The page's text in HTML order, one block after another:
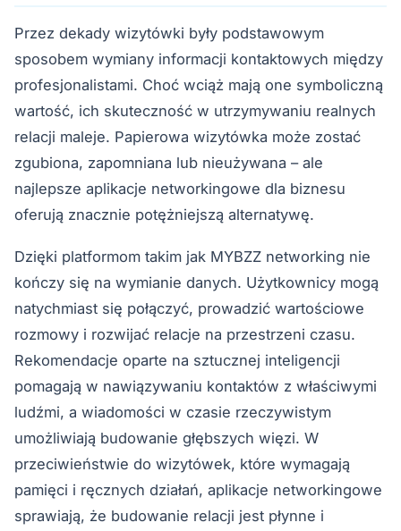
Przez dekady wizytówki były podstawowym
sposobem wymiany informacji kontaktowych między
profesjonalistami. Choć wciąż mają one symboliczną
wartość, ich skuteczność w utrzymywaniu realnych
relacji maleje. Papierowa wizytówka może zostać
zgubiona, zapomniana lub nieużywana – ale
najlepsze aplikacje networkingowe dla biznesu
oferują znacznie potężniejszą alternatywę.
Dzięki platformom takim jak MYBZZ networking nie
kończy się na wymianie danych. Użytkownicy mogą
natychmiast się połączyć, prowadzić wartościowe
rozmowy i rozwijać relacje na przestrzeni czasu.
Rekomendacje oparte na sztucznej inteligencji
pomagają w nawiązywaniu kontaktów z właściwymi
ludźmi, a wiadomości w czasie rzeczywistym
umożliwiają budowanie głębszych więzi. W
przeciwieństwie do wizytówek, które wymagają
pamięci i ręcznych działań, aplikacje networkingowe
sprawiają, że budowanie relacji jest płynne i